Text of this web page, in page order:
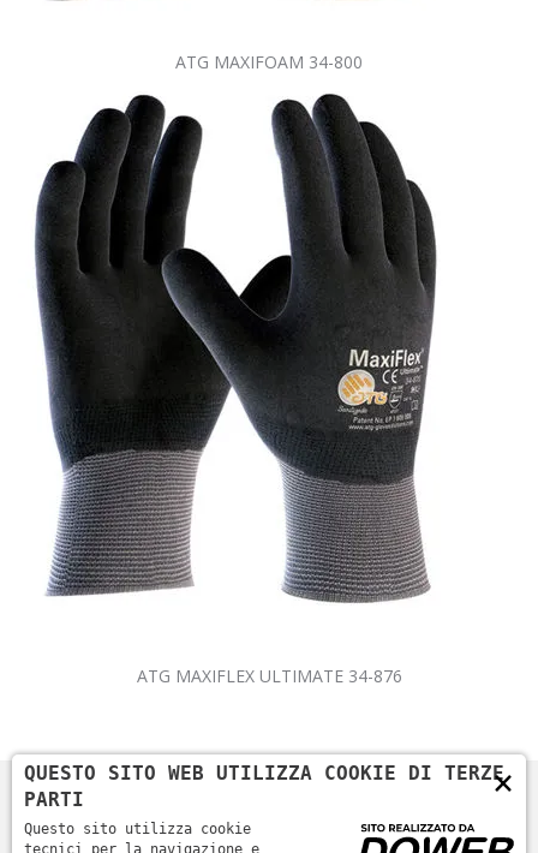
ATG MAXIFOAM 34-800
ATG MAXIFLEX ULTIMATE 34-876
×
QUESTO SITO WEB UTILIZZA COOKIE DI TERZE
PARTI
Questo sito utilizza cookie
tecnici per la navigazione e